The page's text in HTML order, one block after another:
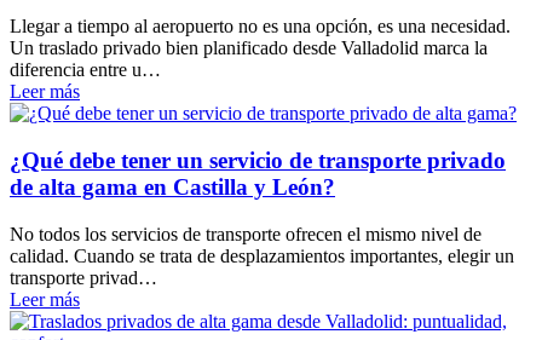
Llegar a tiempo al aeropuerto no es una opción, es una necesidad.
Un traslado privado bien planificado desde Valladolid marca la
diferencia entre u…
Leer más
¿Qué debe tener un servicio de transporte privado
de alta gama en Castilla y León?
No todos los servicios de transporte ofrecen el mismo nivel de
calidad. Cuando se trata de desplazamientos importantes, elegir un
transporte privad…
Leer más